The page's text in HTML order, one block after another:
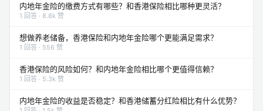
内地年金险的缴费方式有哪些？和香港保险相比哪种更灵活？
1 回答 · 8.8k 赞
想做养老储备，香港保险和内地年金险哪个更能满足需求？
1 回答 · 556 赞
香港保险的风险如何？和内地年金险相比哪个更值得信赖？
1 回答 · 5.3k 赞
内地年金险的收益是否稳定？和香港储蓄分红险相比有什么优势？